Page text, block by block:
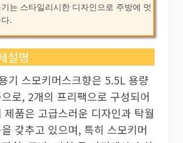
는 스타일리시한 디자인으로 주방에 멋
.
설명
기 스모키머스크향은 5.5L 용량
로, 2개의 프리팩으로 구성되어
제품은 고급스러운 디자인과 탁월
갖추고 있으며, 특히 스모키머